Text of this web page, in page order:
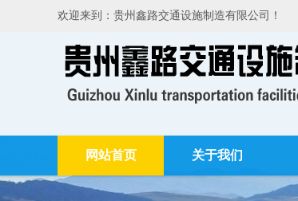
欢迎来到：贵州鑫路交通设施制造有限公司！
网站首页 关于我们